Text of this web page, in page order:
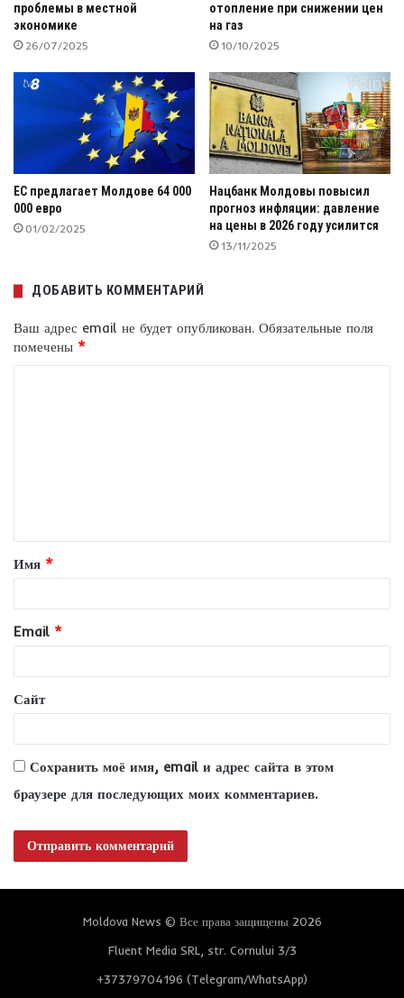
проблемы в местной
экономике
26/07/2025
отопление при снижении цен
на газ
10/10/2025
ЕС предлагает Молдове 64 000
000 евро
01/02/2025
Нацбанк Молдовы повысил
прогноз инфляции: давление
на цены в 2026 году усилится
13/11/2025
ДОБАВИТЬ КОММЕНТАРИЙ
Ваш адрес email не будет опубликован. Обязательные поля
помечены *
т
а
и
й
*
Имя *
Email *
Сайт
Сохранить моё имя, email и адрес сайта в этом
браузере для последующих моих комментариев.
Moldova News © Все права защищены 2026
Fluent Media SRL, str. Cornului 3/3
+37379704196 (Telegram/WhatsApp)